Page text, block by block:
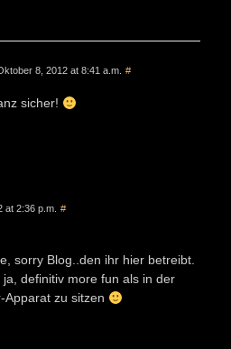
8, 2012 at 8:41 a.m. #
sicher!
at 2:36 p.m. #
sorry Blog..den ihr hier betreibt.
definitiv more fun als in der
Apparat zu sitzen